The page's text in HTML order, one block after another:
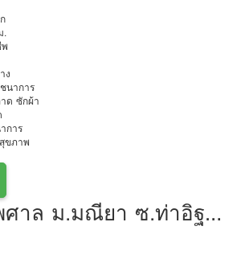
.
ง
นาการ
ด ซักผ้า
การ
ขภาพ
าล ม.มณียา ซ.ท่าอิฐ